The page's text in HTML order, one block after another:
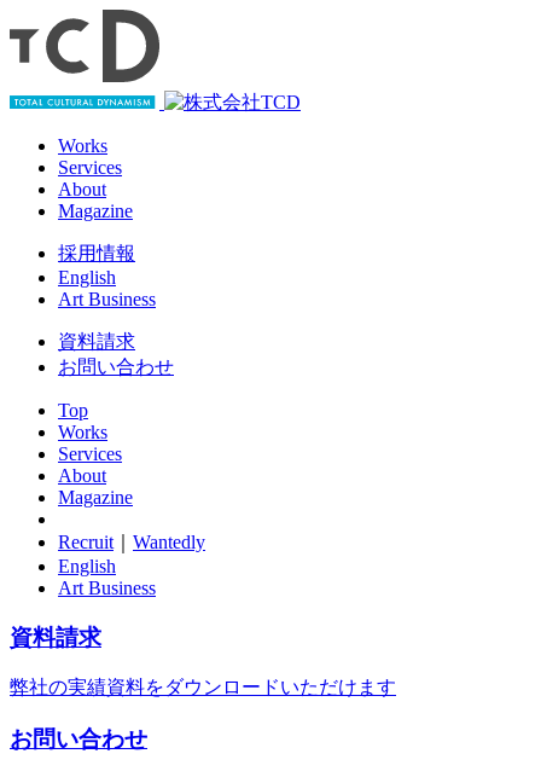
Works
Services
About
Magazine
採用情報
English
Art Business
資料請求
お問い合わせ
Top
Works
Services
About
Magazine
Recruit
Wantedly
English
Art Business
資料請求
弊社の実績資料をダウンロードいただけます
お問い合わせ